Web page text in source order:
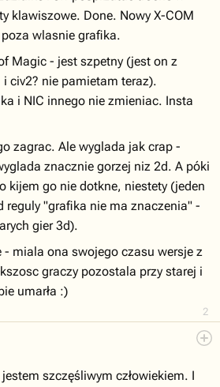
2
klawiszowe. Done. Nowy X-COM
wlasnie grafika.
Magic - jest szpetny (jest on z
civ2? nie pamietam teraz).
i NIC innego nie zmieniac. Insta
zagrac. Ale wyglada jak crap -
znacznie gorzej niz 2d. A póki
kijem go nie dotkne, niestety (jeden
reguly "grafika nie ma znaczenia" -
gier 3d).
- miala ona swojego czasu wersje z
graczy pozostala przy starej i
umarła :)
jestem szczęśliwym człowiekiem. I